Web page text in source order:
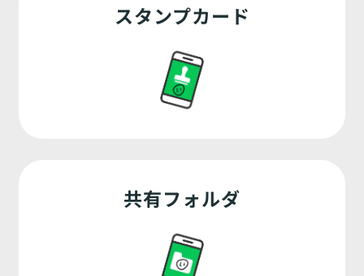
スタンプカード
共有フォルダ